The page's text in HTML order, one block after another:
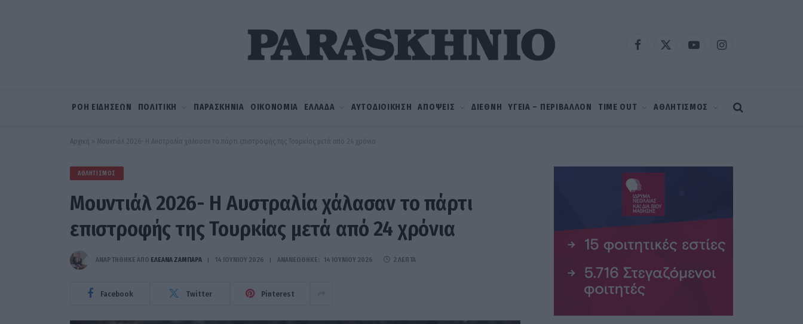
Facebook
X
YouTubeInstagram
ΡΟΗ ΕΙΔΗΣΕΩΝ ΠΟΛΙΤΙΚΗ ΠΑΡΑΣΚΗΝΙΑ ΟΙΚΟΝΟΜΙΑ ΕΛΛΑΔΑ ΑΥΤΟΔΙΟΙΚΗΣΗ ΑΠΟΨΕΙΣ ΔΙΕΘΝΗ ΥΓΕΙΑ – ΠΕΡΙΒΑΛΛΟΝ TIME OUT ΑΘΛΗΤΙΣΜΟΣ
Αρχική » Μουντιάλ 2026- Η Αυστραλία χάλασαν το πάρτι επιστροφής της Τουρκίας μετά από 24 χρόνια
ΑΘΛΗΤΙΣΜΌΣ
Μουντιάλ 2026- Η Αυστραλία χάλασαν το πάρτι
επιστροφής της Τουρκίας μετά από 24 χρόνια
ΑΝΑΡΤΗΘΗΚΕ ΑΠΟ ΕΛΕΑΝΑ ΖΑΜΠΑΡΑ 14 ΙΟΥΝΊΟΥ 2026 ΑΝΑΝΕΏΘΗΚΕ: 14 ΙΟΥΝΊΟΥ 2026 2 ΛΕΠΤΆ
Facebook Twitter Pinterest